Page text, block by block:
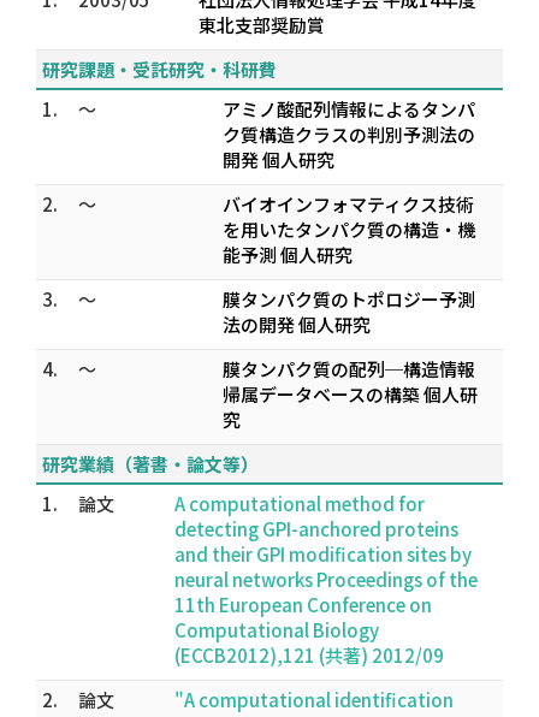
東北支部奨励賞
研究課題・受託研究・科研費
1.
～
アミノ酸配列情報によるタンパ
ク質構造クラスの判別予測法の
開発 個人研究
2.
～
バイオインフォマティクス技術
を用いたタンパク質の構造・機
能予測 個人研究
3.
～
膜タンパク質のトポロジー予測
法の開発 個人研究
4.
～
膜タンパク質の配列─構造情報
帰属データベースの構築 個人研
究
研究業績（著書・論文等）
1.
論文
A computational method for
detecting GPI-anchored proteins
and their GPI modification sites by
neural networks Proceedings of the
11th European Conference on
Computational Biology
(ECCB2012),121 (共著) 2012/09
2.
論文
"A computational identification